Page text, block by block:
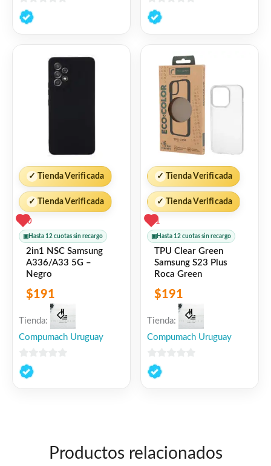
0
de
0
de
✓ Tienda Verificada
✓ Tienda Verificada
0
▣ Hasta 12 cuotas sin recargo
2in1 NSC Samsung
A336/A33 5G –
Negro
$191
Tienda:
Compumach Uruguay
0
de
✓ Tienda Verificada
✓ Tienda Verificada
1
▣ Hasta 12 cuotas sin recargo
TPU Clear Green
Samsung S23 Plus
Roca Green
$191
Tienda:
Compumach Uruguay
0
de
Productos relacionados